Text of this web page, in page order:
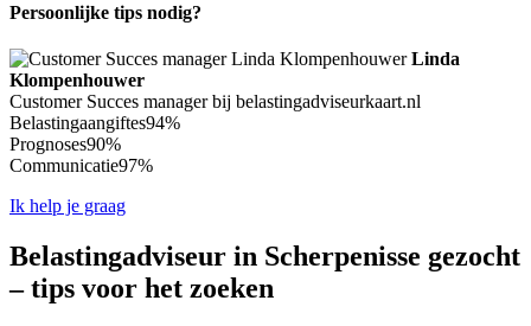
Persoonlijke tips nodig?
Linda
Klompenhouwer
Customer Succes manager bij belastingadviseurkaart.nl
Belastingaangiftes94%
Prognoses90%
Communicatie97%
Ik help je graag
Belastingadviseur in Scherpenisse gezocht
– tips voor het zoeken